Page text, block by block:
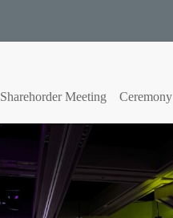
Sharehorder Meeting Ceremony